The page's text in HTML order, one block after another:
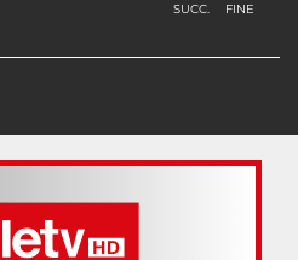
SUCC. FINE